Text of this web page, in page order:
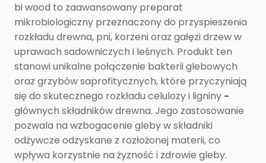
bi wood to zaawansowany preparat
mikrobiologiczny przeznaczony do przyspieszenia
rozkładu drewna, pni, korzeni oraz gałęzi drzew w
uprawach sadowniczych i leśnych. Produkt ten
stanowi unikalne połączenie bakterii glebowych
oraz grzybów saprofitycznych, które przyczyniają
się do skutecznego rozkładu celulozy i ligniny -
głównych składników drewna. Jego zastosowanie
pozwala na wzbogacenie gleby w składniki
odżywcze odzyskane z rozłożonej materii, co
wpływa korzystnie na żyzność i zdrowie gleby.